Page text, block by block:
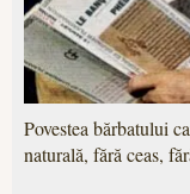
Povestea bărbatului
naturală, fără ceas,